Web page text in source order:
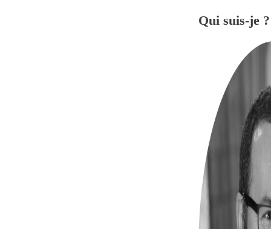
Qui suis-je ?